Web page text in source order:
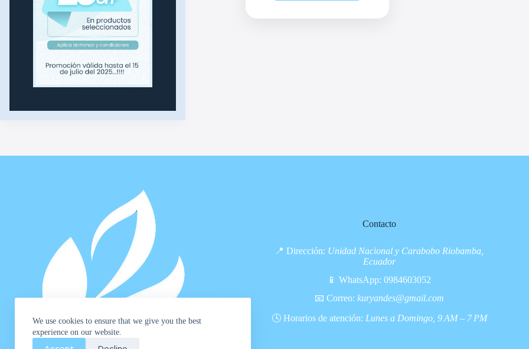
We use cookies to ensure that we give you the best
experience on our website.
Contacto
📍 Dirección: Unidad Nacional y Carabobo Riobamba,
Ecuador
📱 WhatsApp: 0984603052
📧 Correo: kuryandes@gmail.com
🕓 Horarios de atención: Lunes a Domingo, 9 AM – 7 PM